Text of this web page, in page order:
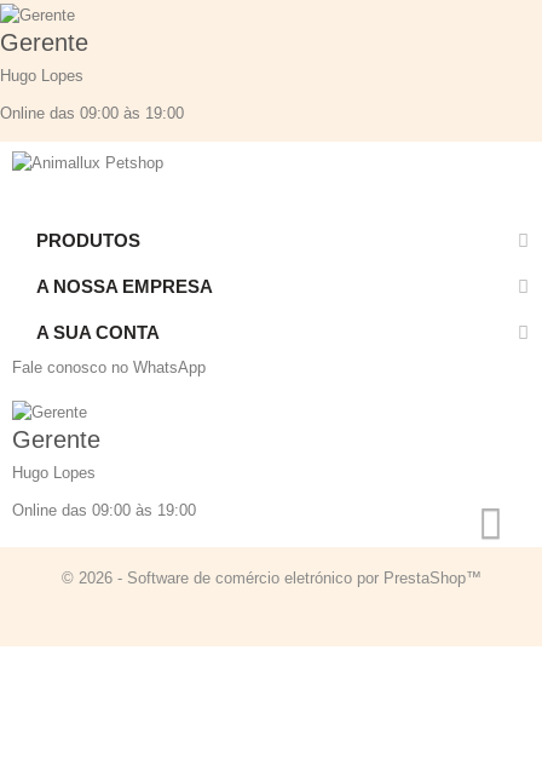
Gerente
Hugo Lopes
Online das 09:00 às 19:00
PRODUTOS
A NOSSA EMPRESA
A SUA CONTA
Fale conosco no WhatsApp
Gerente
Hugo Lopes
Online das 09:00 às 19:00
© 2026 - Software de comércio eletrónico por PrestaShop™